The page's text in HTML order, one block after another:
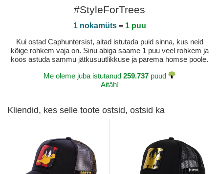
#StyleForTrees
1 nokamüts= 1 puu
Kui ostad Caphuntersist, aitad istutada puid sinna, kus neid
kõige rohkem vaja on. Sinu abiga saame 1 puu veel rohkem ja
koos astuda sammu jätkusuutlikkuse ja parema homse poole.
Me oleme juba istutanud 259.737 puud
Aitäh!
Kliendid, kes selle toote ostsid, ostsid ka